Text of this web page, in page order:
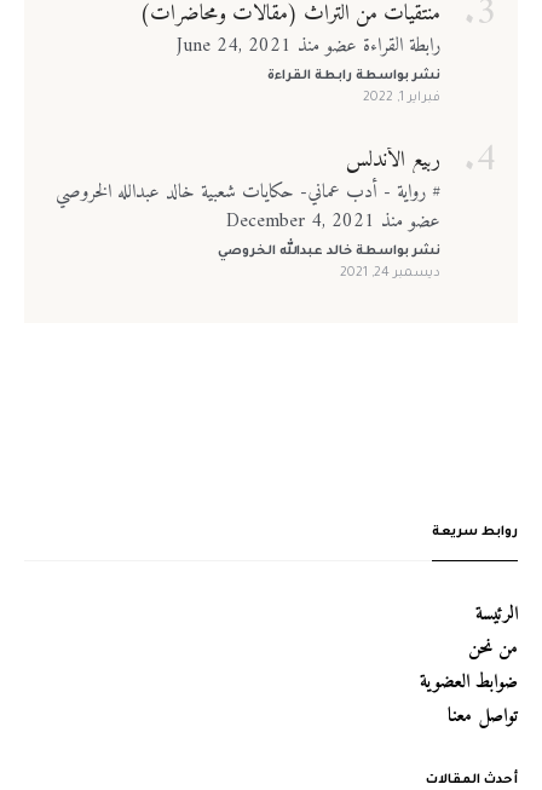
منتقيات من التراث (مقالات ومحاضرات)
رابطة القراءة عضو منذ June 24, 2021
نشر بواسطة رابطة القراءة
فبراير 1, 2022
ربيع الأندلس
# رواية - أدب عماني- حكايات شعبية خالد عبدالله الخروصي
عضو منذ December 4, 2021
نشر بواسطة خالد عبدالله الخروصي
ديسمبر 24, 2021
روابط سريعة
الرئيسة
من نحن
ضوابط العضوية
تواصل معنا
أحدث المقالات